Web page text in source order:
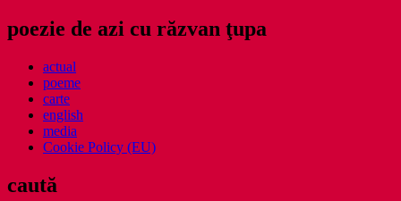
poezie de azi cu răzvan ţupa
actual
poeme
carte
english
media
Cookie Policy (EU)
caută